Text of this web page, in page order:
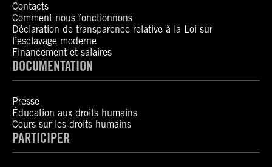
Contacts
Comment nous fonctionnons
Déclaration de transparence relative à la Loi sur
l’esclavage moderne
Financement et salaires
DOCUMENTATION
Presse
Éducation aux droits humains
Cours sur les droits humains
PARTICIPER